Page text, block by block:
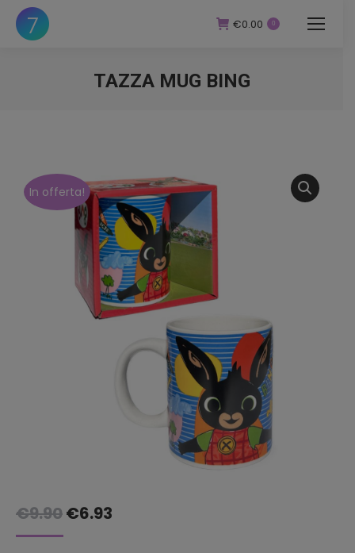
€0.00 0
TAZZA MUG BING
In offerta!
€9.90Il
€6.93